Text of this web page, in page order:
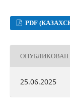
PDF
ОПУБЛИКОВАН
25.06.2025